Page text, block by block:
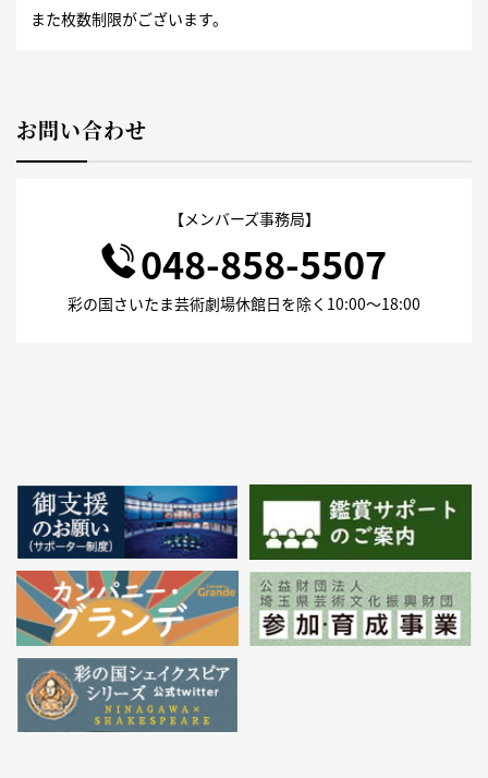
また枚数制限がございます。
お問い合わせ
【メンバーズ事務局】
048-858-5507
彩の国さいたま芸術劇場休館日を除く10:00～18:00